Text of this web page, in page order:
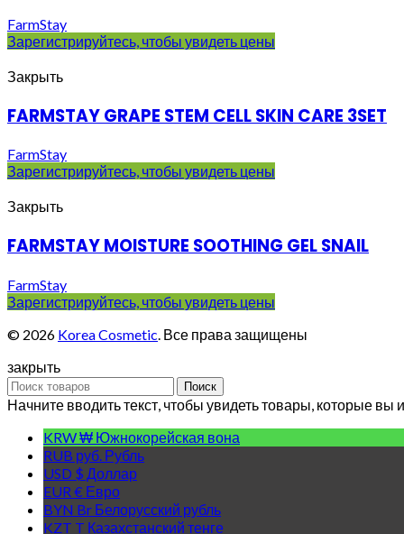
FarmStay
Зарегистрируйтесь, чтобы увидеть цены
Закрыть
FARMSTAY GRAPE STEM CELL SKIN CARE 3SET
FarmStay
Зарегистрируйтесь, чтобы увидеть цены
Закрыть
FARMSTAY MOISTURE SOOTHING GEL SNAIL
FarmStay
Зарегистрируйтесь, чтобы увидеть цены
© 2026 Korea Cosmetic . Все права защищены
закрыть
Поиск
Начните вводить текст, чтобы увидеть товары, которые вы
KRW ₩ Южнокорейская вона
RUB руб. Рубль
USD $ Доллар
EUR € Евро
BYN Br Белорусский рубль
KZT T Казахстанский тенге